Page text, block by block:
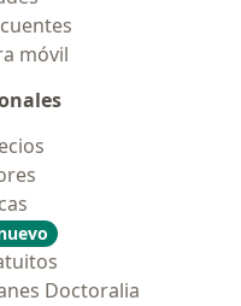
móvil
Doctoralia